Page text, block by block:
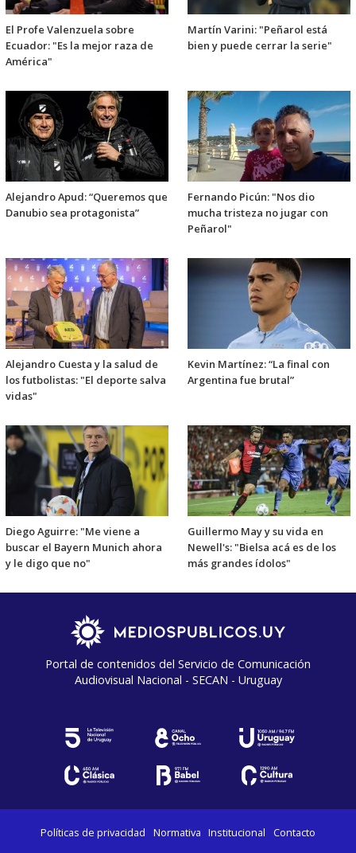
El Profe Valenzuela sobre
Ecuador: "Es la mejor raza de
América"
Martín Varini: "Peñarol está
bien y puede cerrar la serie"
Alejandro Apud: “Queremos que
Danubio sea protagonista”
Fernando Picún: "Nos dio
mucha tristeza no jugar con
Peñarol"
Alejandro Cuesta y la salud de
los futbolistas: "El deporte salva
vidas"
Kevin Martínez: “La final con
Argentina fue brutal”
Diego Aguirre: "Me viene a
buscar el Bayern Munich ahora
y le digo que no"
Guillermo May y su vida en
Newell's: "Bielsa acá es de los
más grandes ídolos"
Portal de contenidos del Servicio de Comunicación
Audiovisual Nacional - SECAN - Uruguay
Políticas de privacidad Normativa Institucional Contacto